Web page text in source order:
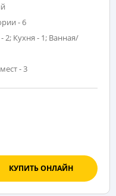
- 6
2; Кухня - 1; Ванная/
- 3
КУПИТЬ ОНЛАЙН